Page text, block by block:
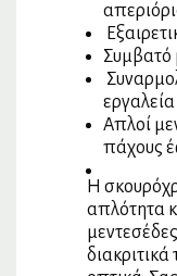
Συμβατό
εργαλεία
Απλοί
πάχους
Η
απλότητα